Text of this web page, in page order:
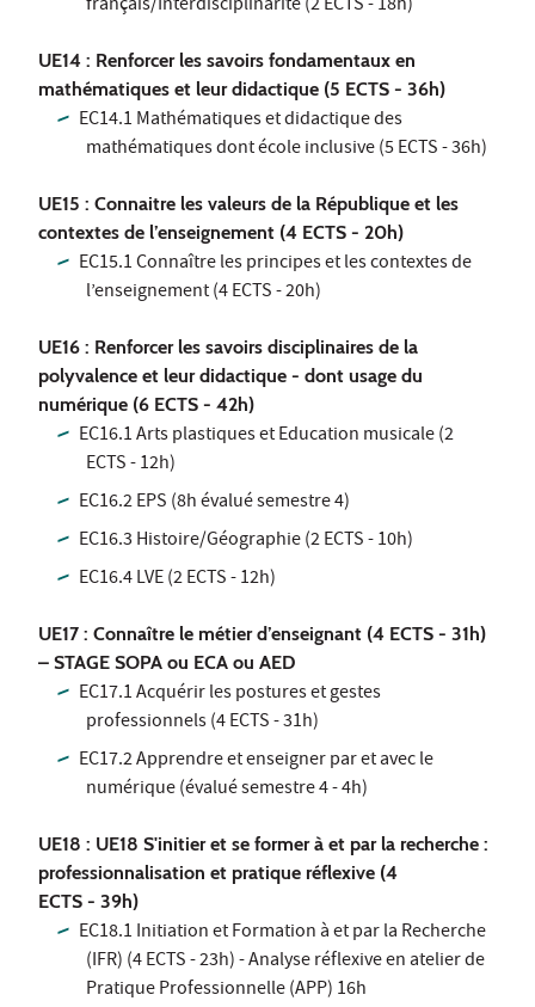
français/Interdisciplinarité (2 ECTS - 18h)
UE14 : Renforcer les savoirs fondamentaux en
mathématiques et leur didactique (5 ECTS - 36h)
EC14.1 Mathématiques et didactique des
mathématiques dont école inclusive (5 ECTS - 36h)
UE15 : Connaitre les valeurs de la République et les
contextes de l’enseignement (4 ECTS - 20h)
EC15.1 Connaître les principes et les contextes de
l’enseignement (4 ECTS - 20h)
UE16 : Renforcer les savoirs disciplinaires de la
polyvalence et leur didactique - dont usage du
numérique (6 ECTS - 42h)
EC16.1 Arts plastiques et Education musicale (2
ECTS - 12h)
EC16.2 EPS (8h évalué semestre 4)
EC16.3 Histoire/Géographie (2 ECTS - 10h)
EC16.4 LVE (2 ECTS - 12h)
UE17 : Connaître le métier d’enseignant (4 ECTS - 31h)
– STAGE SOPA ou ECA ou AED
EC17.1 Acquérir les postures et gestes
professionnels (4 ECTS - 31h)
EC17.2 Apprendre et enseigner par et avec le
numérique (évalué semestre 4 - 4h)
UE18 : UE18 S'initier et se former à et par la recherche :
professionnalisation et pratique réflexive (4
ECTS - 39h)
EC18.1 Initiation et Formation à et par la Recherche
(IFR) (4 ECTS - 23h) - Analyse réflexive en atelier de
Pratique Professionnelle (APP) 16h